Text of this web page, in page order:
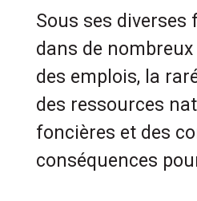
Sous ses diverses
dans de
des emplois, la
des ressources
foncières et des
conséquences